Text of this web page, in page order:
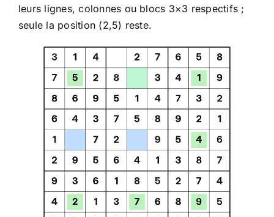
leurs lignes, colonnes ou blocs 3×3 respectifs ;
seule la position (2,5) reste.